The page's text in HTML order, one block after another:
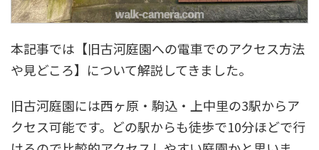
本記事では【旧古河庭園への電車でのアクセス方法
や見どころ】について解説してきました。
旧古河庭園には西ヶ原・駒込・上中里の3駅からア
クセス可能です。どの駅からも徒歩で10分ほどで行